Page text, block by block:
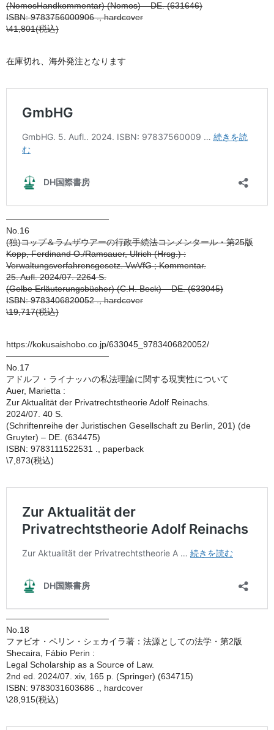
(NomosHandkommentar) (Nomos) – DE. (631646)
ISBN: 9783756000906 ., hardcover
\41,801(税込)
在庫切れ、海外発注となります
————————————
No.16
(独)コップ＆ラムザウアーの行政手続法コンメンタール・第25版
Kopp, Ferdinand O./Ramsauer, Ulrich (Hrsg.) :
Verwaltungsverfahrensgesetz. VwVfG ; Kommentar.
25. Aufl. 2024/07. 2264 S.
(Gelbe Erläuterungsbücher) (C.H. Beck) – DE. (633045)
ISBN: 9783406820052 ., hardcover
\19,717(税込)
https://kokusaishobo.co.jp/633045_9783406820052/
————————————
No.17
アドルフ・ライナッハの私法理論に関する現実性について
Auer, Marietta :
Zur Aktualität der Privatrechtstheorie Adolf Reinachs.
2024/07. 40 S.
(Schriftenreihe der Juristischen Gesellschaft zu Berlin, 201) (de
Gruyter) – DE. (634475)
ISBN: 9783111522531 ., paperback
\7,873(税込)
————————————
No.18
ファビオ・ペリン・シェカイラ著：法源としての法学・第2版
Shecaira, Fábio Perin :
Legal Scholarship as a Source of Law.
2nd ed. 2024/07. xiv, 165 p. (Springer) (634715)
ISBN: 9783031603686 ., hardcover
\28,915(税込)